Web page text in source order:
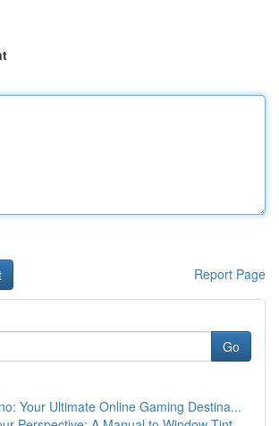
Report Page
Go
Your Ultimate Online Gaming Destina...